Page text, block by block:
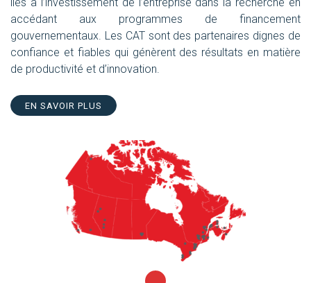
accédant aux programmes de financement
gouvernementaux. Les CAT sont des partenaires dignes de
confiance et fiables qui génèrent des résultats en matière
de productivité et d’innovation.
EN SAVOIR PLUS